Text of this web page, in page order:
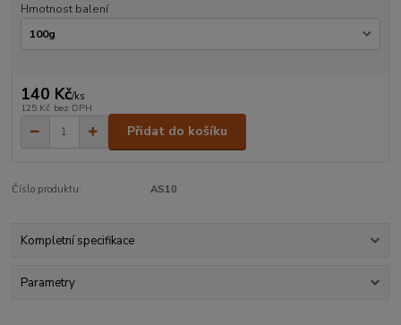
Hmotnost balení
140 Kč/ks
125 Kč bez DPH
Přidat do košíku
Číslo produktu: AS10
Kompletní specifikace
Parametry